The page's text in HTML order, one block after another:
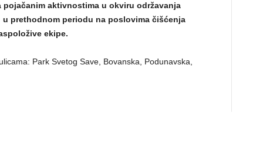
aktivnostima u okviru održavanja
u prethodnom periodu na poslovima čišćenja
ekipe.
Park Svetog Save, Bovanska, Podunavska,